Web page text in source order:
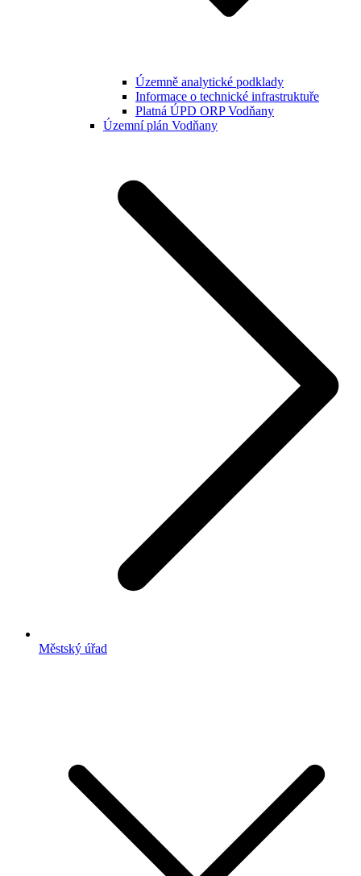
Územně analytické podklady
Informace o technické infrastruktuře
Platná ÚPD ORP Vodňany
Územní plán Vodňany
Městský úřad